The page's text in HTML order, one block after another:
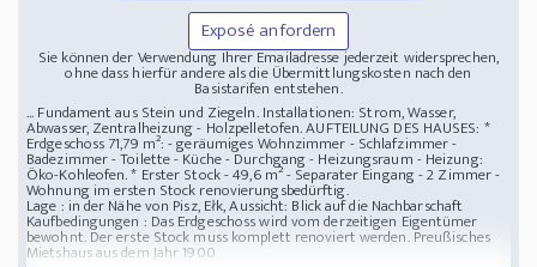
Exposé anfordern
Sie können der Verwendung Ihrer Emailadresse jederzeit widersprechen,
ohne dass hierfür andere als die Übermittlungskosten nach den
Basistarifen entstehen.
... Fundament aus Stein und Ziegeln. Installationen: Strom, Wasser,
Abwasser, Zentralheizung - Holzpelletofen. AUFTEILUNG DES HAUSES: *
Erdgeschoss 71,79 m²: - geräumiges Wohnzimmer - Schlafzimmer -
Badezimmer - Toilette - Küche - Durchgang - Heizungsraum - Heizung:
Öko-Kohleofen. * Erster Stock - 49,6 m² - Separater Eingang - 2 Zimmer -
Wohnung im ersten Stock renovierungsbedürftig.
Lage : in der Nähe von Pisz, Ełk, Aussicht: Blick auf die Nachbarschaft
Kaufbedingungen : Das Erdgeschoss wird vom derzeitigen Eigentümer
bewohnt. Der erste Stock muss komplett renoviert werden.Preußisches
Mietshaus aus dem Jahr 1900